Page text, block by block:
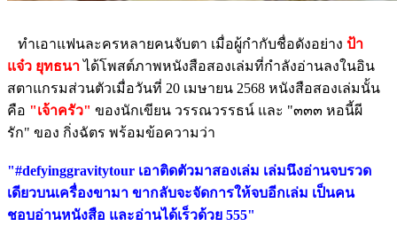
ทำเอาแฟนละครหลายคนจับตา เมื่อผู้กำกับชื่อดังอย่าง ป้า
แจ๋ว ยุทธนาได้โพสต์ภาพหนังสือสองเล่มที่กำลังอ่านลงในอิน
สตาแกรมส่วนตัวเมื่อวันที่ 20 เมษายน 2568 หนังสือสองเล่มนั้น
คือ "เจ้าครัว" ของนักเขียน วรรณวรรธน์ และ "๓๓๓ หอนี้ผี
รัก" ของ กิ่งฉัตร พร้อมข้อความว่า
"#defyinggravitytour เอาติดตัวมาสองเล่ม เล่มนึงอ่านจบรวด
เดียวบนเครื่องขามา ขากลับจะจัดการให้จบอีกเล่ม เป็นคน
ชอบอ่านหนังสือ และอ่านได้เร็วด้วย 555"